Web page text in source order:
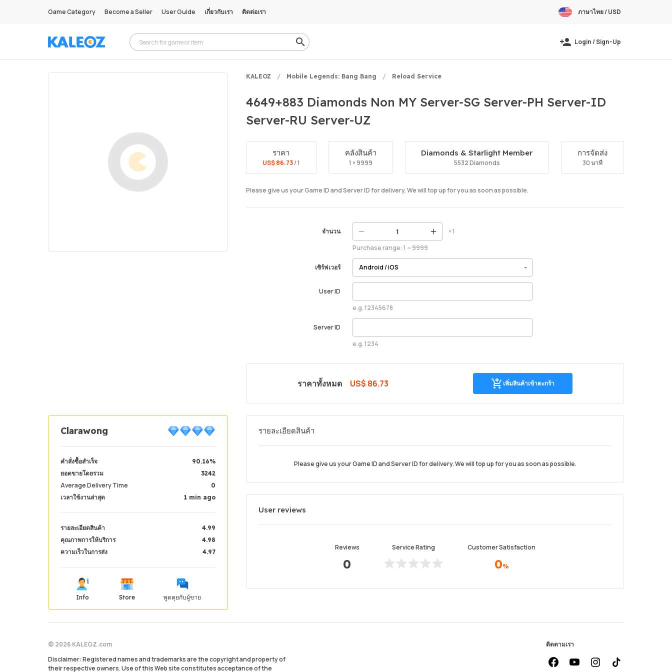
Game Category Become a Seller User Guide เกี่ยวกับเรา ติดต่อเรา ภาษาไทย / USD
Login / Sign-Up
KALEOZ Mobile Legends: Bang Bang Reload Service
4649+883 Diamonds Non MY Server-SG Server-PH Server-ID
Server-RU Server-UZ
ราคา
US$ 86.73/ 1
คลังสินค้า
1 × 9999
Diamonds & Starlight Member
5532 Diamonds
การจัดส่ง
30 นาที
Please give us your Game ID and Server ID for delivery. We will top up for you as soon as possible.
จำนวน
× 1
Purchase range: 1 ~ 9999
เซิร์ฟเวอร์
User ID
e.g. 12345678
Server ID
e.g. 1234
ราคาทั้งหมด US$ 86.73 เพิ่มสินค้าเข้าตะกร้า
เพิ่มสิน
เข้า
ตะกร้า
Clarawong
คำสั่งซื้อสำเร็จ 90.16%
ยอดขายโดยรวม 3242
Average Delivery Time 0
เวลาใช้งานล่าสุด 1 min ago
รายละเอียดสินค้า 4.99
คุณภาพการให้บริการ 4.98
ความเร็วในการส่ง 4.97
Info Store พูดคุยกับผู้ขาย
รายละเอียดสินค้า
Please give us your Game ID and Server ID for delivery. We will top up for you as soon as possible.
User reviews
Reviews
0
Service Rating Customer Satisfaction
0%
© 2026 KALEOZ.com
Disclaimer: Registered names and trademarks are the copyright and property of
their respective owners. Use of this Web site constitutes acceptance of the
ติดตามเรา